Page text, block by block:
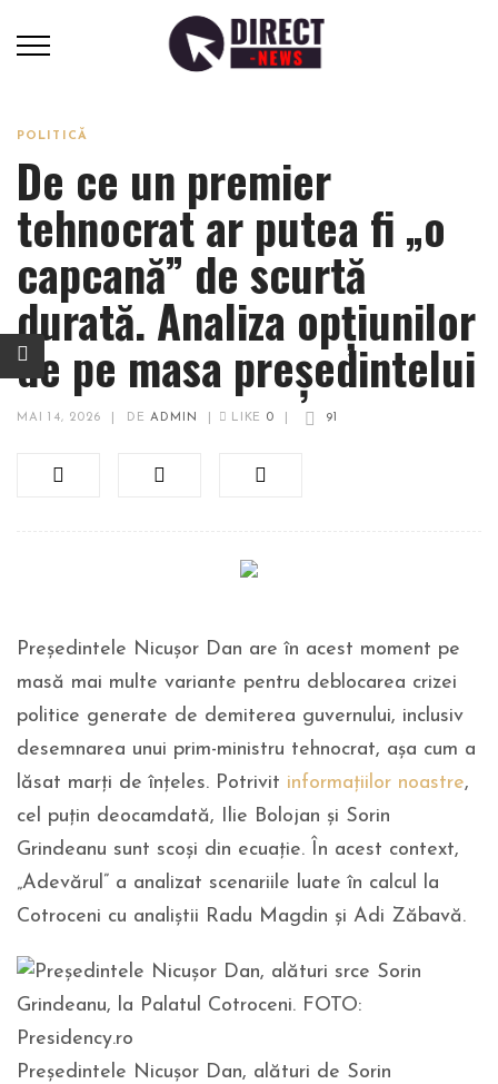
POLITICĂ
De ce un premier
tehnocrat ar putea fi „o
capcană” de scurtă
durată. Analiza opțiunilor
de pe masa președintelui
MAI 14, 2026 DE ADMIN LIKE 0 91
Președintele Nicușor Dan are în acest moment pe
masă mai multe variante pentru deblocarea crizei
politice generate de demiterea guvernului, inclusiv
desemnarea unui prim-ministru tehnocrat, așa cum a
lăsat marți de înțeles. Potrivit informațiilor noastre,
cel puțin deocamdată, Ilie Bolojan și Sorin
Grindeanu sunt scoși din ecuație. În acest context,
„Adevărul” a analizat scenariile luate în calcul la
Cotroceni cu analiștii Radu Magdin și Adi Zăbavă.
Președintele Nicușor Dan, alături de Sorin